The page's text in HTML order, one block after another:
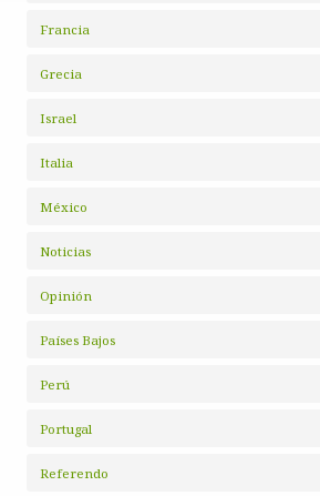
Francia
Grecia
Israel
Italia
México
Noticias
Opinión
Países Bajos
Perú
Portugal
Referendo